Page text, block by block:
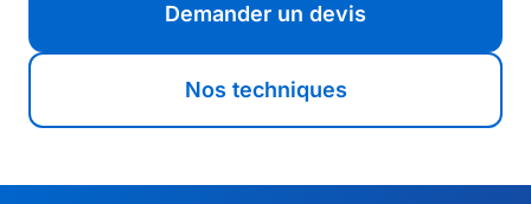
Demander un devis
Nos techniques